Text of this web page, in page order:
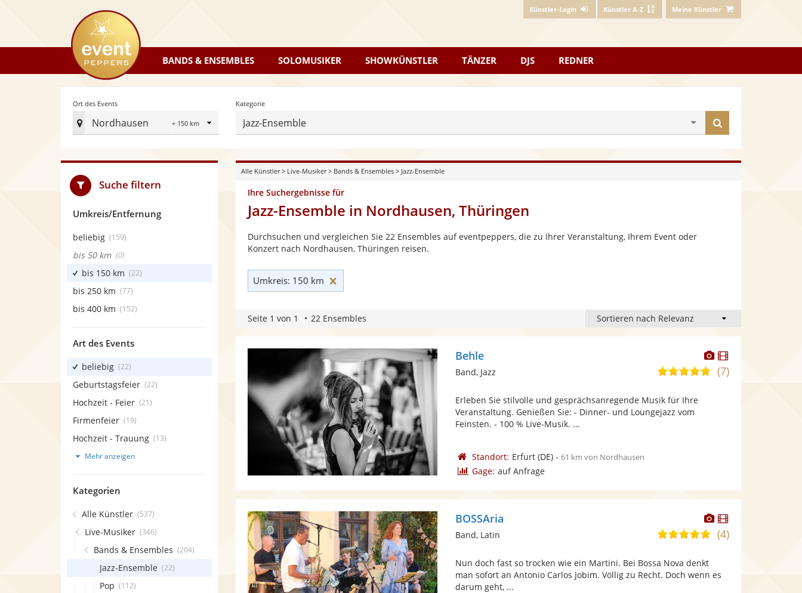
Künstler-Login Künstler A-Z Meine Künstler
eventpeppers
BANDS & ENSEMBLES SOLOMUSIKER SHOWKÜNSTLER TÄNZER DJS REDNER
Ort des Events
Nordhausen
Radius
Ort
Events
festlegen
Kategorie
Jazz-Ensemble
finden
Alle Künstler> Live-Musiker> Bands & Ensembles> Jazz-Ensemble
Ihre Suchergebnisse für
Jazz-Ensemble in Nordhausen, Thüringen
Durchsuchen und vergleichen Sie 22 Ensembles auf eventpeppers, die zu Ihrer Veranstaltung, Ihrem Event oder
Konzert nach Nordhausen, Thüringen reisen.
Umkreis: 150 km
Seite 1 von 1 22 Ensembles
Dieser
Künstler
stellt
Dieser
Künstler
Behle
4,9(7)
Band, Jazz
Erleben Sie stilvolle und gesprächsanregende Musik für Ihre
Veranstaltung. Genießen Sie: - Dinner- und Loungejazz vom
Feinsten. - 100 % Live-Musik. ...
Standort: Erfurt(DE)- 61 km von Nordhausen
Gage: auf Anfrage
Dieser
Künstler
stellt
Dieser
Künstler
BOSSAria
4,9
Sternen
(4)
Band, Latin
Nun doch fast so trocken wie ein Martini. Bei Bossa Nova denkt
man sofort an Antonio Carlos Jobim. Völlig zu Recht. Doch wenn es
darum geht, ...
Suche filtern
Umkreis/Entfernung
beliebig (159)
bis 50 km (0)
bis 150 km (22)
bis 250 km (77)
bis 400 km (152)
Art des Events
beliebig (22)
Geburtstagsfeier (22)
Hochzeit - Feier (21)
Firmenfeier (19)
Hochzeit - Trauung (13)
Mehr anzeigen
Kategorien
Alle Künstler (537)
Live-Musiker (346)
Bands & Ensembles (204)
Jazz-Ensemble (22)
Pop (112)